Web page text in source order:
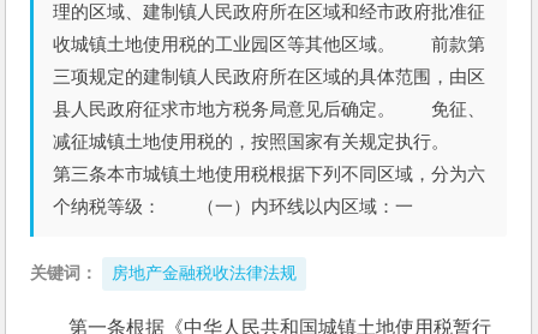
理的区域、建制镇人民政府所在区域和经市政府批准征
收城镇土地使用税的工业园区等其他区域。 前款第
三项规定的建制镇人民政府所在区域的具体范围，由区
县人民政府征求市地方税务局意见后确定。 免征、
减征城镇土地使用税的，按照国家有关规定执行。
第三条本市城镇土地使用税根据下列不同区域，分为六
个纳税等级： （一）内环线以内区域：一
关键词： 房地产金融税收法律法规
第一条根据《中华人民共和国城镇土地使用税暂行